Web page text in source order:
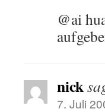
@ai
nick
7. Juli